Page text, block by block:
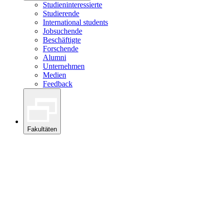
Studieninteressierte
Studierende
International students
Jobsuchende
Beschäftigte
Forschende
Alumni
Unternehmen
Medien
Feedback
Fakultäten